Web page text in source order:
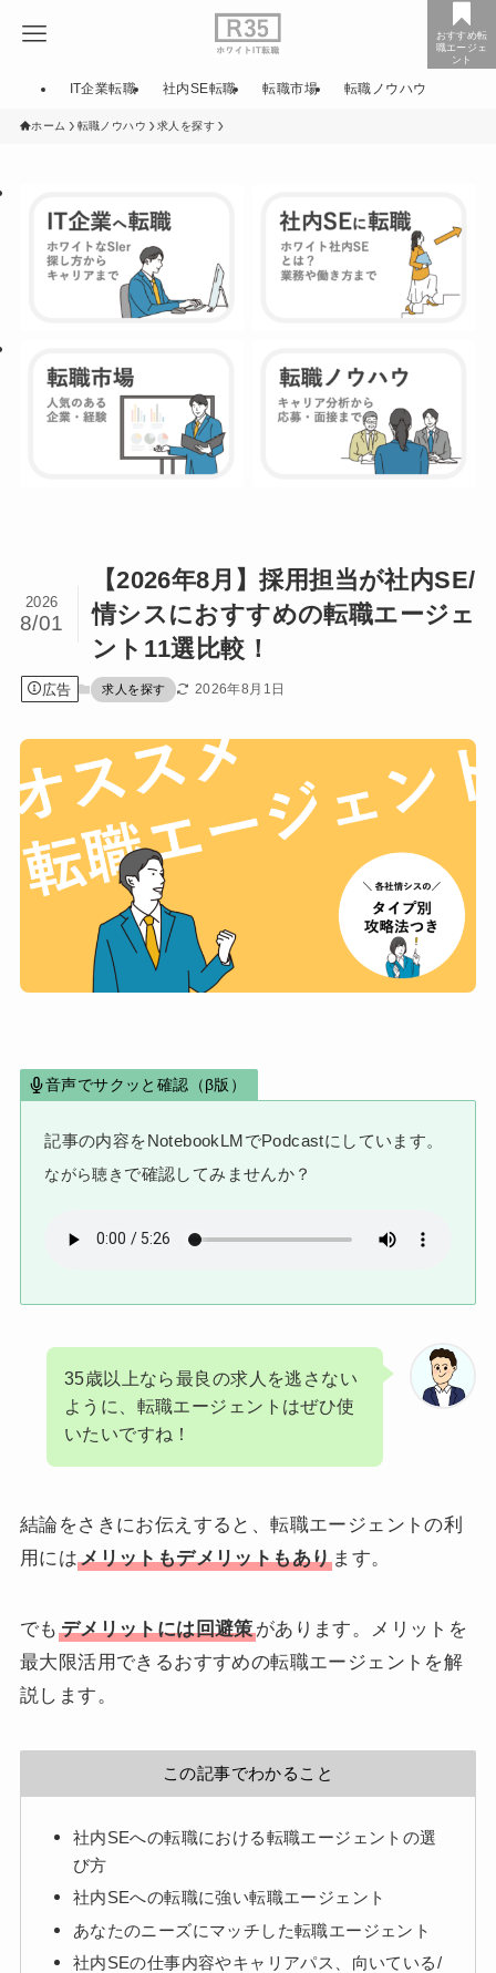
おすすめ転
職エージェ
ント
IT企業転職 社内SE転職 転職市場 転職ノウハウ
ホーム 転職ノウハウ 求人を探す
【2026年8月】採用担当が社内SE/
情シスにおすすめの転職エージェ
ント11選比較！
2026
8/01
広告 求人を探す 2026年8月1日
音声でサクッと確認（β版）
記事の内容をNotebookLMでPodcastにしています。
ながら聴き で確認してみませんか？
35歳以上なら最良の求人を逃さない
ように、転職エージェントはぜひ使
いたいですね！
結論をさきにお伝えすると、転職エージェントの利
用にはメリットもデメリットもあり ます。
でも デメリットには回避策があります。メリットを
最大限活用できるおすすめの転職エージェントを解
説します。
この記事でわかること
社内SEへの転職における転職エージェントの選
び方
社内SEへの転職に強い転職エージェント
あなたのニーズにマッチした転職エージェント
社内SEの仕事内容やキャリアパス、向いている/